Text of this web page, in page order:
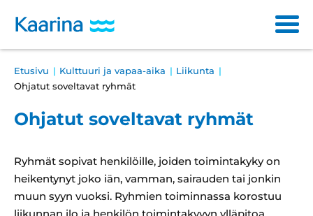
sisältöön
Main
navigation
Varhaiskasvatus ja opetus
Asuminen ja ympäristö
Osallistuminen ja päätöksenteko
Breadcrumb
Etusivu Kulttuuri ja vapaa-aika
Liikunta
Ohjatut soveltavat ryhmät
Ohjatut soveltavat ryhmät
Ryhmät sopivat henkilöille, joiden toimintakyky on
heikentynyt joko iän, vamman, sairauden tai jonkin
muun syyn vuoksi. Ryhmien toiminnassa korostuu